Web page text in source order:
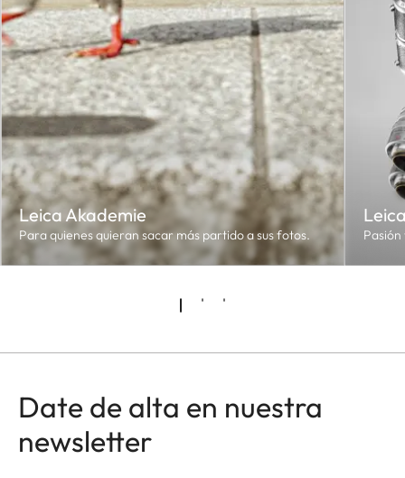
Leica Akademie
Para quienes quieran sacar más partido a sus fotos.
Date de alta en nuestra
newsletter